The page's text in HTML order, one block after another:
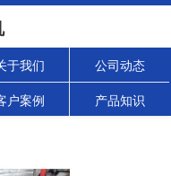
于我们 公司动态
户案例 产品知识